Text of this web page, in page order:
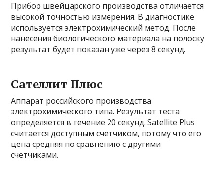
Прибор швейцарского производства отличается
высокой точностью измерения. В диагностике
используется электрохимический метод. После
нанесения биологического материала на полоску
результат будет показан уже через 8 секунд.
Сателлит Плюс
Аппарат российского производства
электрохимического типа. Результат теста
определяется в течение 20 секунд. Satellite Plus
считается доступным счетчиком, потому что его
цена средняя по сравнению с другими
счетчиками.